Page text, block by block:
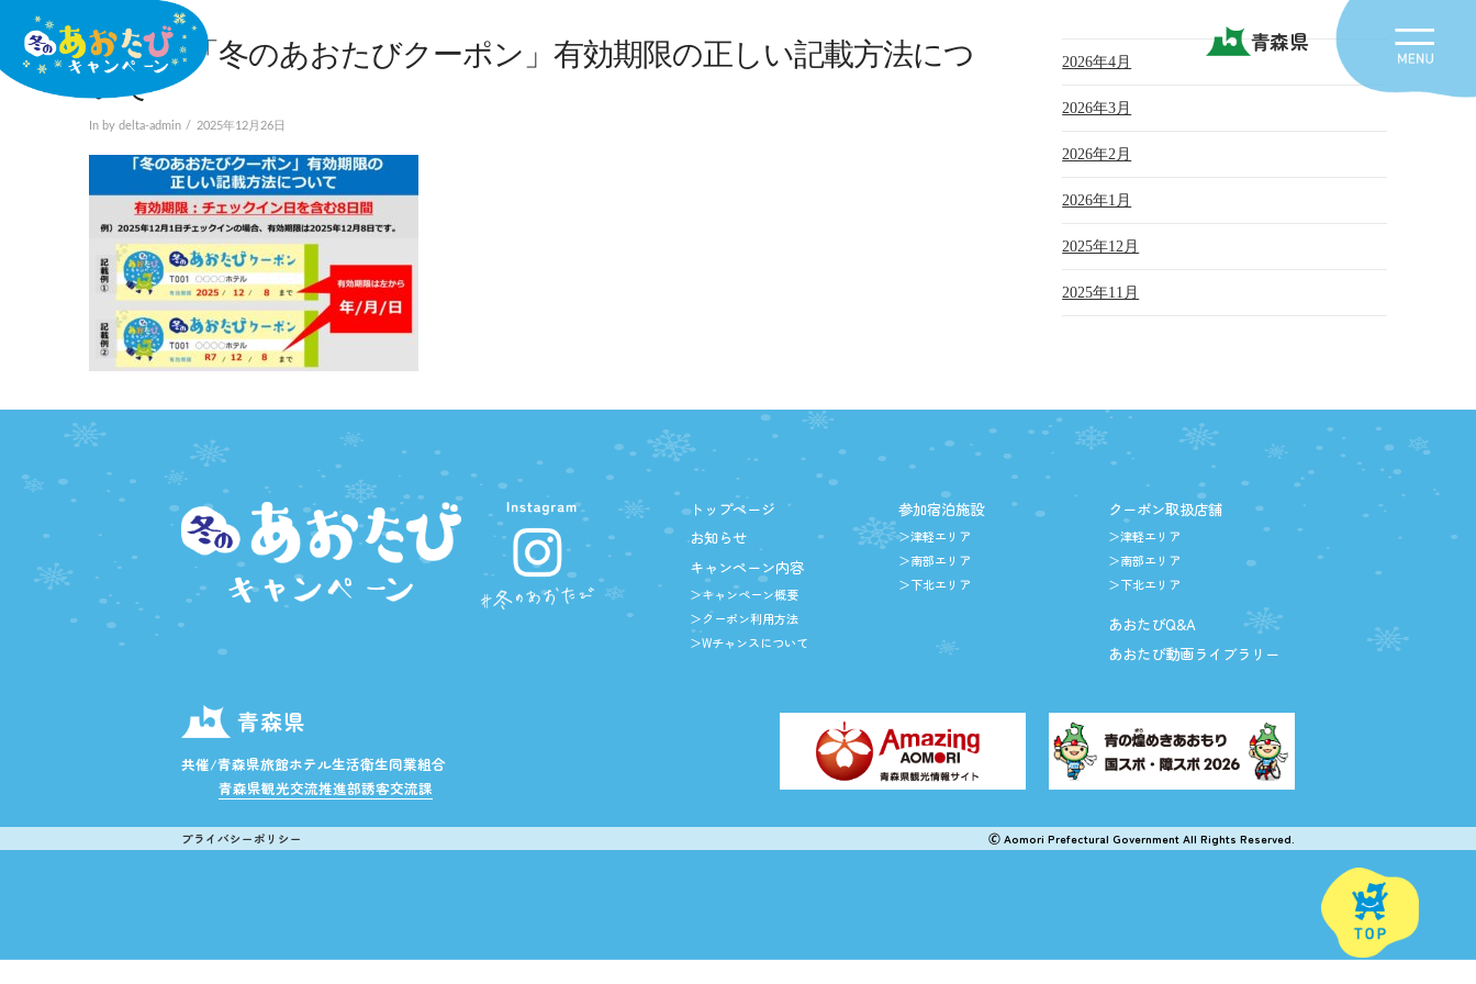
青森県
251226_「冬のあおたびクーポン」有効期限の正しい記載方法につ
いて
In by delta-admin 2025年12月26日
2026年4月
2026年3月
2026年2月
2026年1月
2025年12月
2025年11月
トップページ
お知らせ
キャンペーン内容
＞キャンペーン概要
＞クーポン利用方法
＞Wチャンスについて
参加宿泊施設
＞津軽エリア
＞南部エリア
＞下北エリア
クーポン取扱店舗
＞津軽エリア
＞南部エリア
＞下北エリア
あおたびQ&A
あおたび動画ライブラリー
青森県
共催/青森県旅館ホテル生活衛生同業組合
青森県観光交流推進部誘客交流課
プライバシーポリシー 🄫 Aomori Prefectural Government All Rights Reserved.